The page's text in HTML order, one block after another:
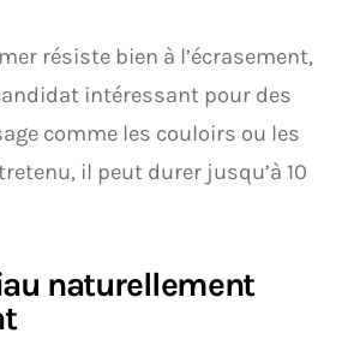
résiste bien à l’écrasement,
intéressant pour des
comme les couloirs ou les
il peut durer jusqu’à 10
naturellement